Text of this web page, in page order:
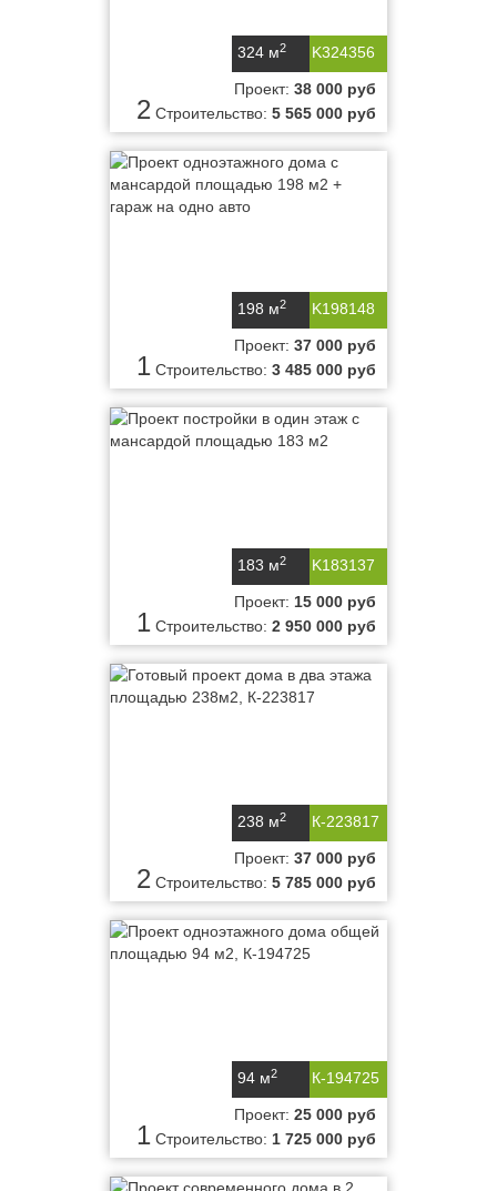
K324356
324 м2
2
Проект: 38 000 руб
Строительство: 5 565 000 руб
K198148
198 м2
1
Проект: 37 000 руб
Строительство: 3 485 000 руб
K183137
183 м2
1
Проект: 15 000 руб
Строительство: 2 950 000 руб
К-223817
238 м2
2
Проект: 37 000 руб
Строительство: 5 785 000 руб
К-194725
94 м2
1
Проект: 25 000 руб
Строительство: 1 725 000 руб